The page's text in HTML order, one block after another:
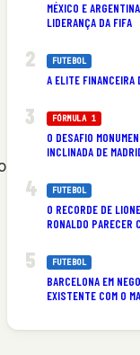
MÉXICO E
LIDERANÇA DA FIFA
FUTEBOL
A ELITE FINANCEIRA
FÓRMULA 1
O DESAFIO
INCLINADA DE
FUTEBOL
O RECORDE DE
RONALDO PARECER
FUTEBOL
BARCELONA EM
EXISTENTE COM O